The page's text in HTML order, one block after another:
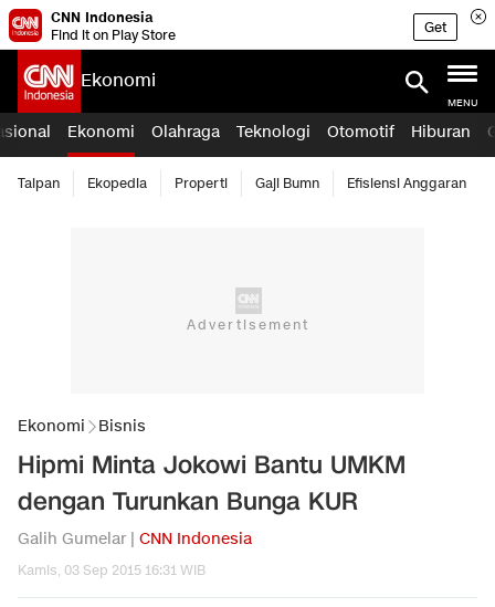
CNN Indonesia
Find it on Play Store
Get
Ekonomi
MENU
Ekonomi Olahraga Teknologi Otomotif Hiburan
Taipan Ekopedia Properti Gaji Bumn Efisiensi Anggaran
Ekonomi Bisnis
Hipmi Minta Jokowi Bantu UMKM
dengan Turunkan Bunga KUR
Galih Gumelar | CNN Indonesia
Kamis, 03 Sep 2015 16:31 WIB